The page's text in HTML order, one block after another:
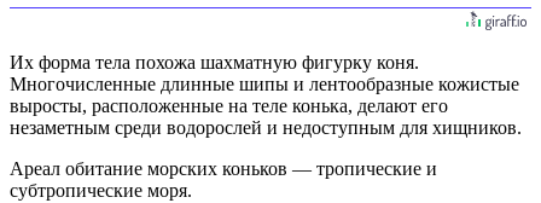
Их форма тела похожа шахматную фигурку коня.
Многочисленные длинные шипы и лентообразные кожистые
выросты, расположенные на теле конька, делают его
незаметным среди водорослей и недоступным для хищников.
Ареал обитание морских коньков — тропические и
субтропические моря.